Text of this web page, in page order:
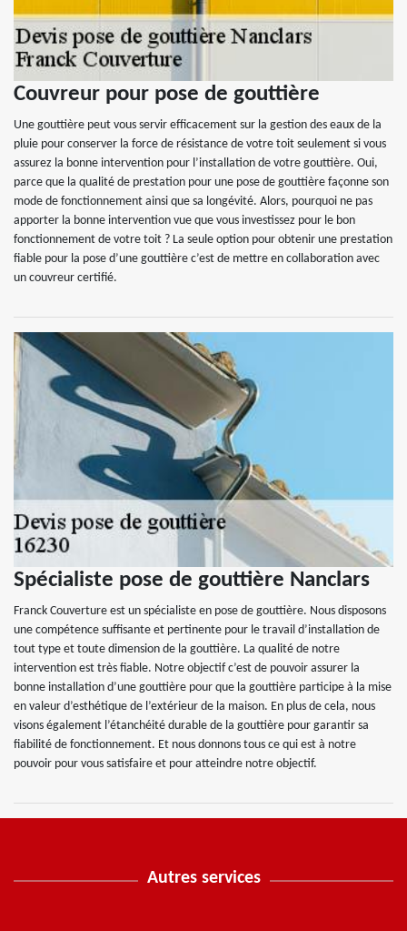
Couvreur pour pose de gouttière
Une gouttière peut vous servir efficacement sur la gestion des eaux de la
pluie pour conserver la force de résistance de votre toit seulement si vous
assurez la bonne intervention pour l’installation de votre gouttière. Oui,
parce que la qualité de prestation pour une pose de gouttière façonne son
mode de fonctionnement ainsi que sa longévité. Alors, pourquoi ne pas
apporter la bonne intervention vue que vous investissez pour le bon
fonctionnement de votre toit ? La seule option pour obtenir une prestation
fiable pour la pose d’une gouttière c’est de mettre en collaboration avec
un couvreur certifié.
Spécialiste pose de gouttière Nanclars
Franck Couverture est un spécialiste en pose de gouttière. Nous disposons
une compétence suffisante et pertinente pour le travail d’installation de
tout type et toute dimension de la gouttière. La qualité de notre
intervention est très fiable. Notre objectif c’est de pouvoir assurer la
bonne installation d’une gouttière pour que la gouttière participe à la mise
en valeur d’esthétique de l’extérieur de la maison. En plus de cela, nous
visons également l’étanchéité durable de la gouttière pour garantir sa
fiabilité de fonctionnement. Et nous donnons tous ce qui est à notre
pouvoir pour vous satisfaire et pour atteindre notre objectif.
Autres services